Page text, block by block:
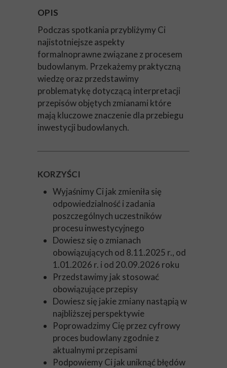
OPIS
Podczas spotkania przybliżymy Ci
najistotniejsze aspekty
formalnoprawne związane z procesem
budowlanym. Przekażemy praktyczną
wiedzę oraz przedstawimy
problematykę dotyczącą interpretacji
przepisów objętych zmianami które
mają kluczowe znaczenie dla przebiegu
inwestycji budowlanych.
KORZYŚCI
Wyjaśnimy Ci jak zmieniła się
odpowiedzialność i zadania
poszczególnych uczestników
procesu inwestycyjnego
Dowiesz się o zmianach
obowiązujących od 8.11.2025 r., od
1.01.2026 r. i od 20.09.2026 roku
Przedstawimy jak stosować
obowiązujące przepisy
Dowiesz się jakie zmiany nastąpią w
najbliższej perspektywie
Poprowadzimy Cię przez cyfrowy
proces budowlany zgodnie z
aktualnymi przepisami
Podpowiemy Ci jak uniknąć błędów